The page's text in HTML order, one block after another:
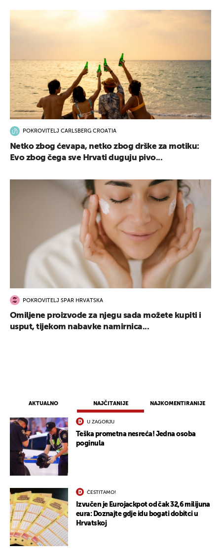
AKTUALNO NAJČITANIJE NAJKOMENTIRANIJE
U ZAGORJU
Teška prometna nesreća! Jedna osoba
poginula
ČESTITAMO!
Izvučen je Eurojackpot od čak 32,6 milijuna
eura: Doznajte gdje idu bogati dobitci u
Hrvatskoj
POKROVITELJ CARLSBERG CROATIA
Netko zbog ćevapa, netko zbog drške za motiku:
Evo zbog čega sve Hrvati duguju pivo...
POKROVITELJ SPAR HRVATSKA
Omiljene proizvode za njegu sada možete kupiti i
usput, tijekom nabavke namirnica...
UKLJUČITE NOTIFIKACIJE